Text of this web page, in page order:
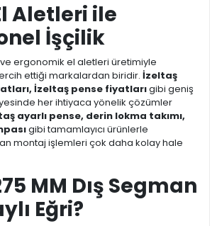
Aletleri ile
İşçilik
ve ergonomik el aletleri üretimiyle
ettiği markalardan biridir. İzeltaş
İzeltaş pense fiyatlarıgibi geniş
her ihtiyaca yönelik çözümler
ayarlı pense, derin lokma takımı,
gibi tamamlayıcı ürünlerle
montaj işlemleri çok daha kolay hale
MM Dış Segman
Eğri?